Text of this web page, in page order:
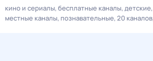
кино и сериалы бесплатные каналы детские
местные каналы познавательные 20 каналов